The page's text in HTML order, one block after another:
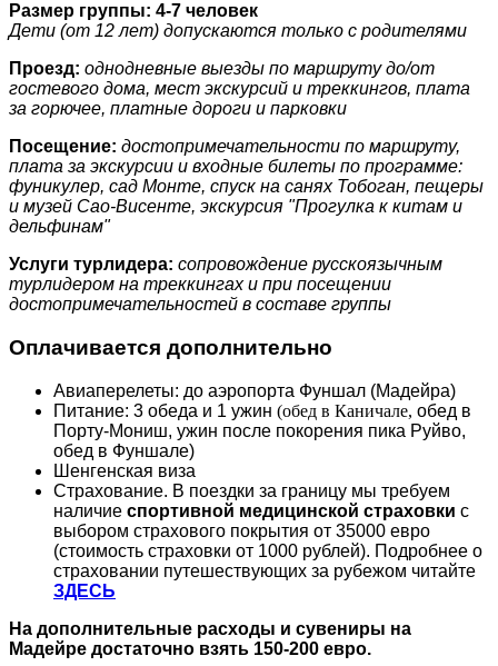
Размер группы: 4-7 человек
Дети (от 12 лет) допускаются только с родителями
Проезд: однодневные выезды по маршруту до/от
гостевого дома, мест экскурсий и треккингов, плата
за горючее, платные дороги и парковки
Посещение: достопримечательности по маршруту,
плата за экскурсии и входные билеты по программе:
фуникулер, сад Монте, спуск на санях Тобоган, пещеры
и музей Сао-Висенте, экскурсия "Прогулка к китам и
дельфинам"
Услуги турлидера: сопровождение русскоязычным
турлидером на треккингах и при посещении
достопримечательностей в составе группы
Оплачивается дополнительно
Авиаперелеты: до аэропорта Фуншал (Мадейра)
Питание: 3 обеда и 1 ужин (обед в Каничале, обед в
Порту-Мониш, ужин после покорения пика Руйво,
обед в Фуншале)
Шенгенская виза
Страхование. В поездки за границу мы требуем
наличие спортивной медицинской страховки с
выбором страхового покрытия от 35000 евро
(стоимость страховки от 1000 рублей). Подробнее о
страховании путешествующих за рубежом читайте
ЗДЕСЬ
На дополнительные расходы и сувениры на
Мадейре достаточно взять 150-200 евро.